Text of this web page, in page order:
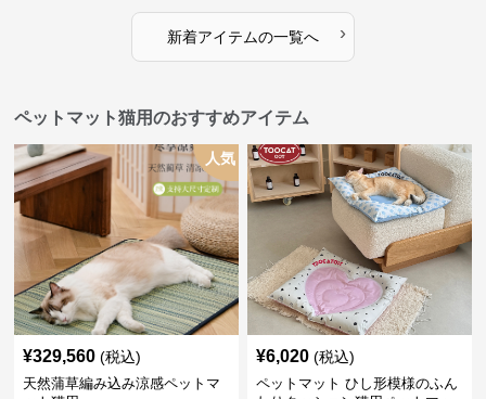
新着アイテムの一覧へ ›
ペットマット猫用のおすすめアイテム
人気
¥329,560 (税込)
天然蒲草編み込み涼感ペットマ
¥6,020 (税込)
ペットマット ひし形模様のふん